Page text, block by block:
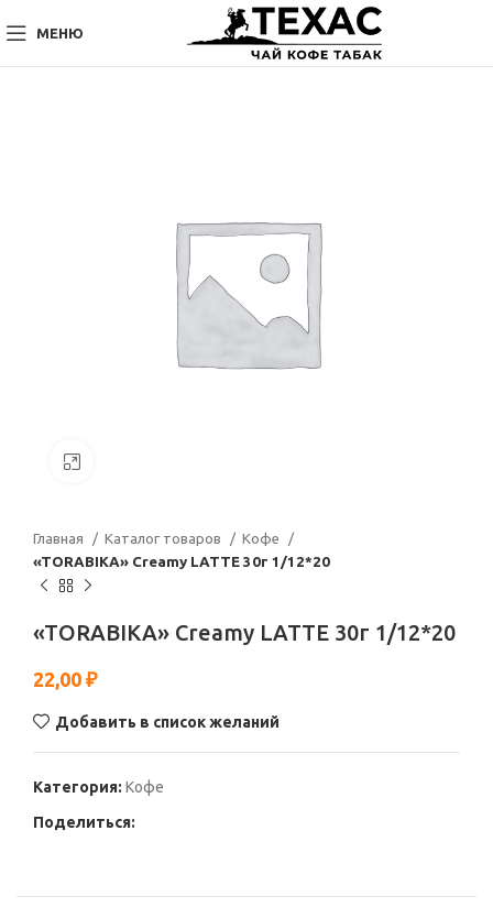
МЕНЮ
Главная Каталог товаров
Кофе
«TORABIKA» Creamy LATTE 30г 1/12*20
«TORABIKA» Creamy LATTE 30г 1/12*20
22,00 ₽
Добавить в список желаний
Категория: Кофе
Поделиться: